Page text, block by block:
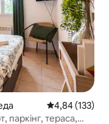
Середня
4,84 (133)
паркінг, тераса,